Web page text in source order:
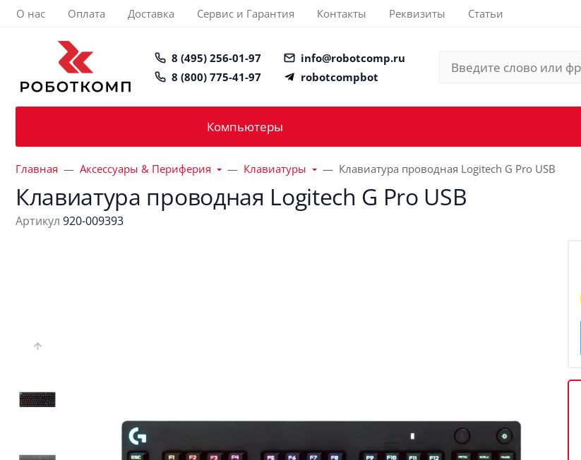
О нас Оплата Доставка Сервис и Гарантия Контакты Реквизиты Статьи
8 (495) 256-01-97
8 (800) 775-41-97
info@robotcomp.ru
robotcompbot
Компьютеры
Главная Аксессуары & Периферия Клавиатуры Клавиатура проводная Logitech G Pro USB
Клавиатура проводная Logitech G Pro USB
Артикул 920-009393